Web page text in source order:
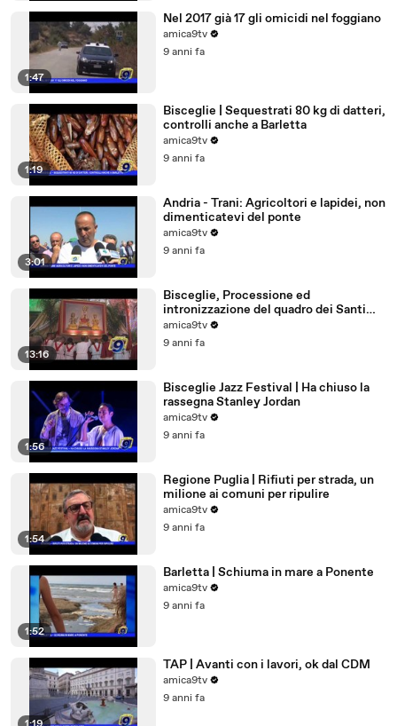
1:47
Nel 2017 già 17 gli omicidi nel foggiano
amica9tv
9 anni fa
1:19
Bisceglie | Sequestrati 80 kg di datteri,
controlli anche a Barletta
amica9tv
9 anni fa
3:01
Andria - Trani: Agricoltori e lapidei, non
dimenticatevi del ponte
amica9tv
9 anni fa
13:16
Bisceglie, Processione ed
intronizzazione del quadro dei Santi
Martiri
amica9tv
9 anni fa
1:56
Bisceglie Jazz Festival | Ha chiuso la
rassegna Stanley Jordan
amica9tv
9 anni fa
1:54
Regione Puglia | Rifiuti per strada, un
milione ai comuni per ripulire
amica9tv
9 anni fa
1:52
Barletta | Schiuma in mare a Ponente
amica9tv
9 anni fa
TAP | Avanti con i lavori, ok dal CDM
amica9tv
9 anni fa